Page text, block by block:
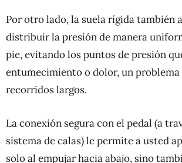
Por otro lado, la suela rígida también
distribuir la presión de manera
pie, evitando los puntos de presión
entumecimiento o dolor, un problema
recorridos largos.
La conexión segura con el pedal (a
sistema de calas) le permite a usted
solo al empujar hacia abajo, sino